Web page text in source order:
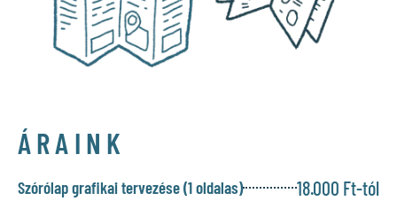
ÁRAINK
Szórólap grafikai tervezése (1 oldalas) 18.000 Ft-tól